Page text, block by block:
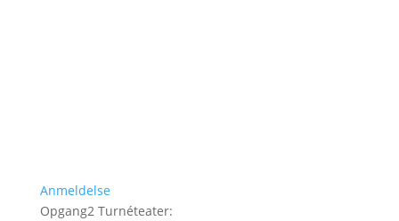
Anmeldelse
Opgang2 Turnéteater: